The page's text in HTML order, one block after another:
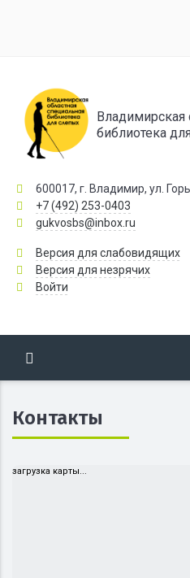
Владимирская
библиотека
600017, г. Владимир, ул.
+7 (492) 253-0403
gukvosbs@inbox.ru
Версия для слабовидящих
Версия для незрячих
Войти
Контакты
загрузка карты...